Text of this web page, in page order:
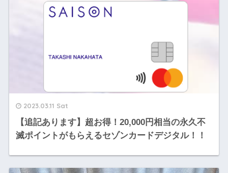
2023.03.11 Sat
【追記あります】超お得！20,000円相当の永久不
滅ポイントがもらえるセゾンカードデジタル！！